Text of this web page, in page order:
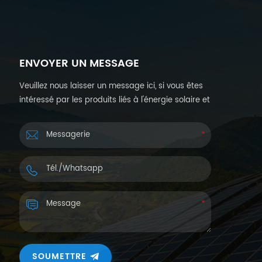
ENVOYER UN MESSAGE
Veuillez nous laisser un message ici, si vous êtes
intéressé par les produits liés à l'énergie solaire et
dans les 24 heures.
SOUMETTRE